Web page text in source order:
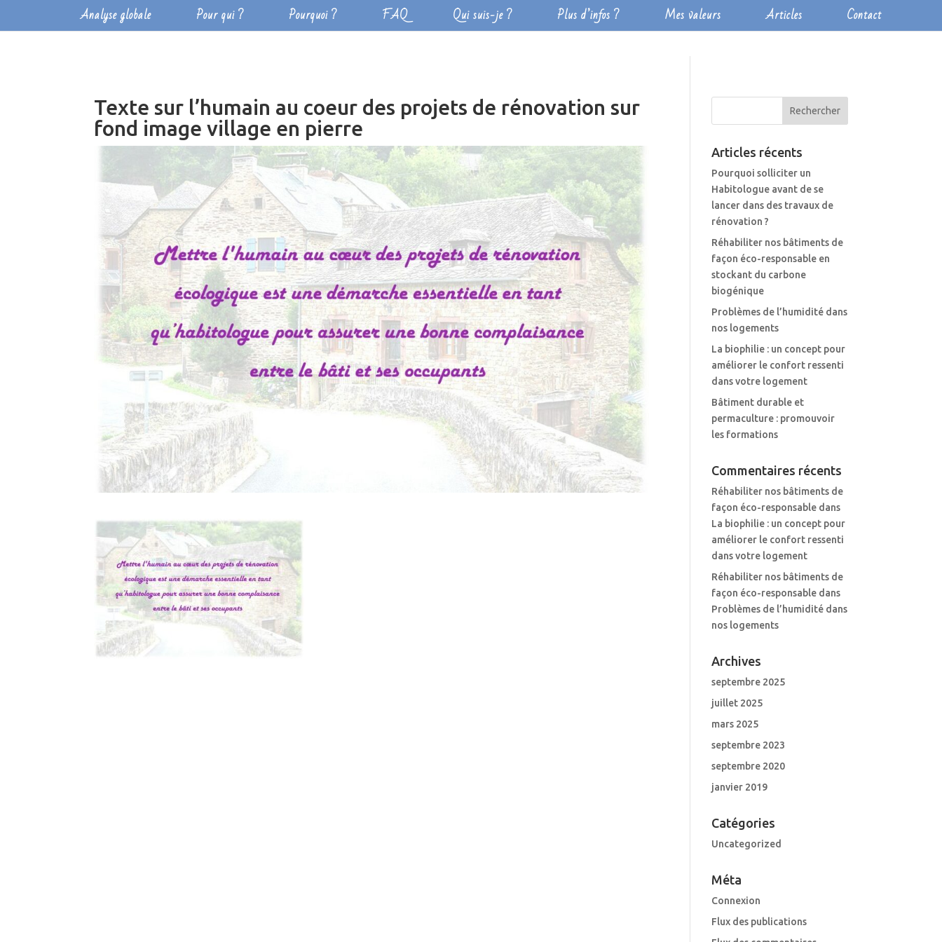
Analyse globale Pour qui ? Pourquoi ? FAQ Qui suis-je ? Plus d’infos ? Mes valeurs Articles Contact
Texte sur l’humain au coeur des projets de rénovation sur
fond image village en pierre
Articles récents
Pourquoi solliciter un
Habitologue avant de se
lancer dans des travaux de
rénovation ?
Réhabiliter nos bâtiments de
façon éco-responsable en
stockant du carbone
biogénique
Problèmes de l’humidité dans
nos logements
La biophilie : un concept pour
améliorer le confort ressenti
dans votre logement
Bâtiment durable et
permaculture : promouvoir
les formations
Commentaires récents
Réhabiliter nos bâtiments de
façon éco-responsable dans
La biophilie : un concept pour
améliorer le confort ressenti
dans votre logement
Réhabiliter nos bâtiments de
façon éco-responsable dans
Problèmes de l’humidité dans
nos logements
Archives
septembre 2025
juillet 2025
mars 2025
septembre 2023
septembre 2020
janvier 2019
Catégories
Uncategorized
Méta
Connexion
Flux des publications